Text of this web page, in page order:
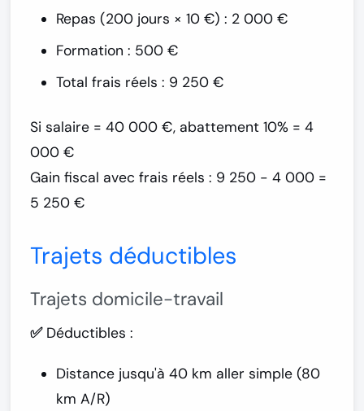
Repas (200 jours × 10 €) : 2 000 €
Formation : 500 €
Total frais réels : 9 250 €
Si salaire = 40 000 €, abattement 10% = 4
000 €
Gain fiscal avec frais réels : 9 250 - 4 000 =
5 250 €
Trajets déductibles
Trajets domicile-travail
✅ Déductibles :
Distance jusqu'à 40 km aller simple (80
km A/R)